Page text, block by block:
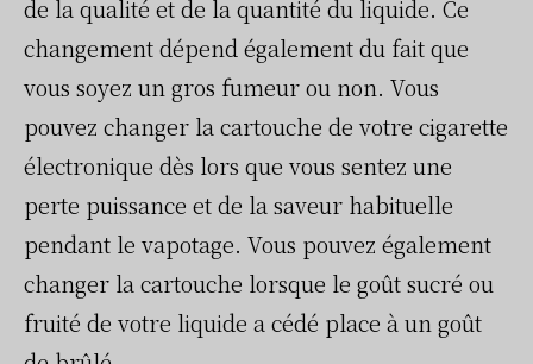
de la qualité et de la quantité du liquide. Ce
changement dépend également du fait que
vous soyez un gros fumeur ou non. Vous
pouvez changer la cartouche de votre cigarette
électronique dès lors que vous sentez une
perte puissance et de la saveur habituelle
pendant le vapotage. Vous pouvez également
changer la cartouche lorsque le goût sucré ou
fruité de votre liquide a cédé place à un goût